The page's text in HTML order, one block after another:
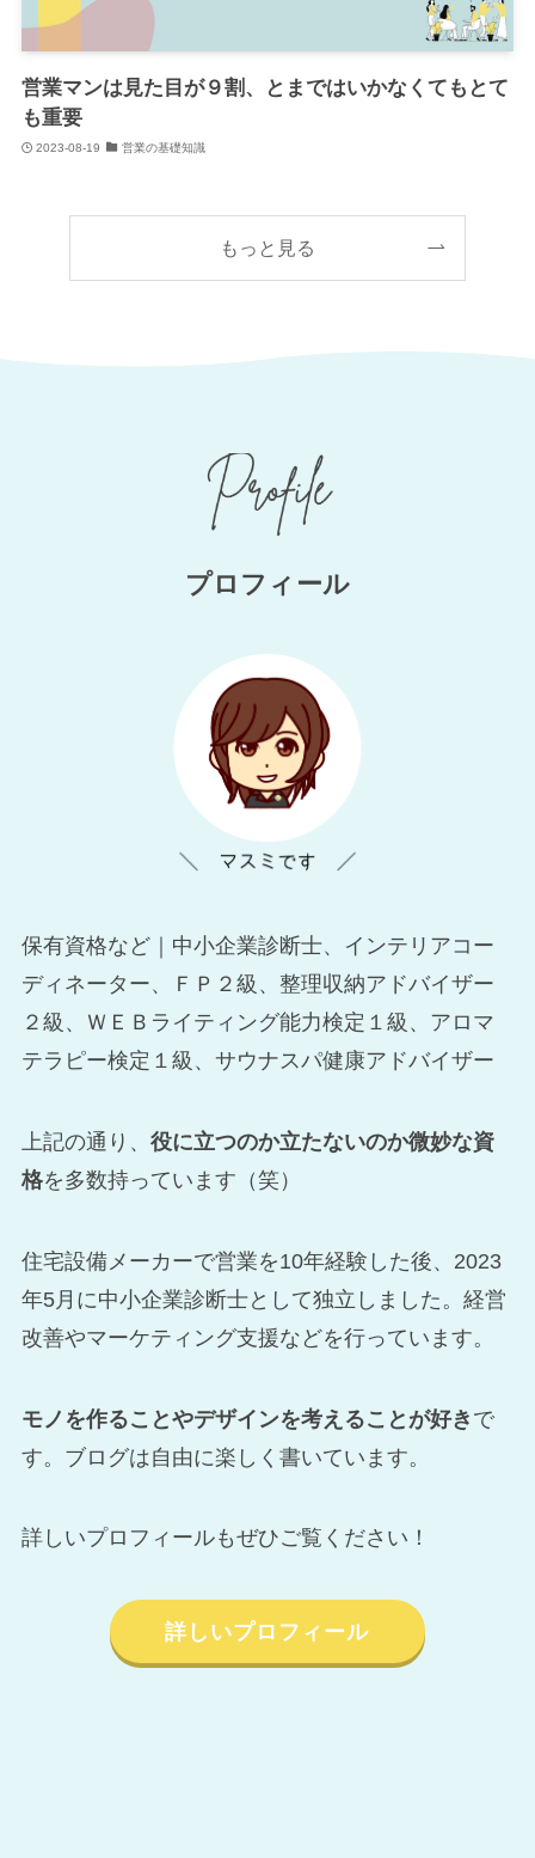
営業マンは見た目が９割、とまではいかなくてもとて
も重要
2023-08-19 営業の基礎知識
もっと見る
プロフィール
保有資格など｜中小企業診断士、インテリアコー
ディネーター、ＦＰ２級、整理収納アドバイザー
２級、ＷＥＢライティング能力検定１級、アロマ
テラピー検定１級、サウナスパ健康アドバイザー
上記の通り、 役に立つのか立たないのか微妙な資
格を多数持っています（笑）
住宅設備メーカーで営業を10年経験した後、2023
年5月に中小企業診断士として独立しました。経営
改善やマーケティング支援などを行っています。
モノを作ることやデザインを考えることが好き で
す。ブログは自由に楽しく書いています。
詳しいプロフィールもぜひご覧ください！
詳しいプロフィール